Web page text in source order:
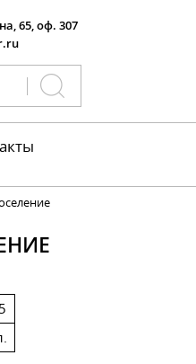
65, оф. 307